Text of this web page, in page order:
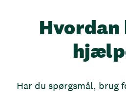
Hvordan
Har du spørgsmål, brug